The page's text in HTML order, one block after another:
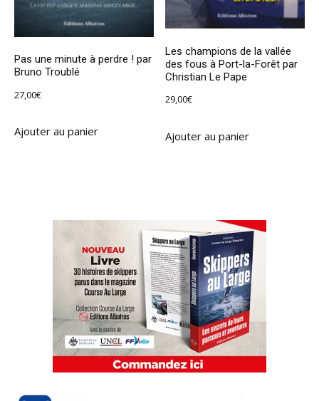
Pas une minute à perdre ! par
Bruno Troublé
27,00€
Ajouter au panier
Les champions de la vallée
des fous à Port-la-Forêt par
Christian Le Pape
29,00€
Ajouter au panier